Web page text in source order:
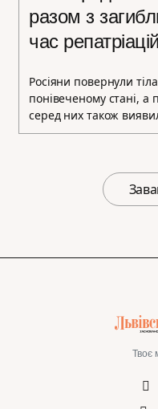
разом з
час репатріацій
Росіяни повернули
понівеченому стані, а
серед них також
Твоє